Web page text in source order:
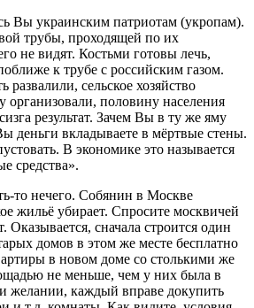
Вы украинским патриотам (укропам).
трубы, проходящей по их
не видят. Костьми готовы лечь,
к трубе с российским газом.
сельское хозяйство
организовали, половину населения
результат. Зачем Вы в ту же яму
деньги вкладываете в мёртвые стены.
В экономике это называется
средства».
то нечего. Собянин в Москве
жильё убирает. Спросите москвичей
Оказывается, сначала строится один
домов в этом же месте бесплатно
в новом доме со столькими же
не меньше, чем у них была в
желании, каждый вправе докупить